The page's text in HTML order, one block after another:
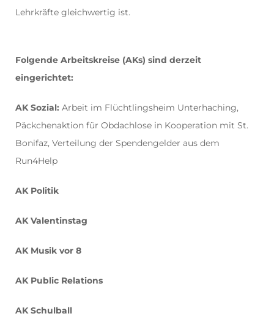
Lehrkräfte gleichwertig ist.
Folgende Arbeitskreise (AKs) sind derzeit
eingerichtet:
AK Sozial: Arbeit im Flüchtlingsheim Unterhaching,
Päckchenaktion für Obdachlose in Kooperation mit St.
Bonifaz, Verteilung der Spendengelder aus dem
Run4Help
AK Politik
AK Valentinstag
AK Musik vor 8
AK Public Relations
AK Schulball